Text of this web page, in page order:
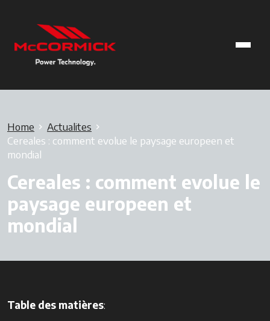
Home
Actualites
Cereales : comment evolue le paysage europeen et
mondial
Cereales : comment evolue le
paysage europeen et
mondial
Table des matières: